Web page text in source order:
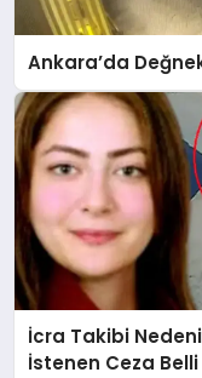
Ankara’da
İcra Takibi
İstenen Ceza